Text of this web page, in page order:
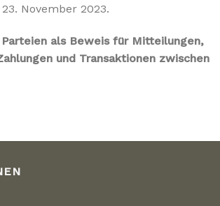
November 2023.
als Beweis für Mitteilungen,
und Transaktionen zwischen